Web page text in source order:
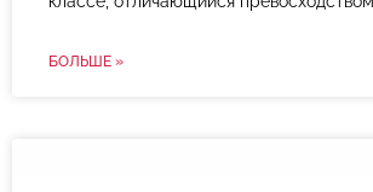
БОЛЬШЕ »